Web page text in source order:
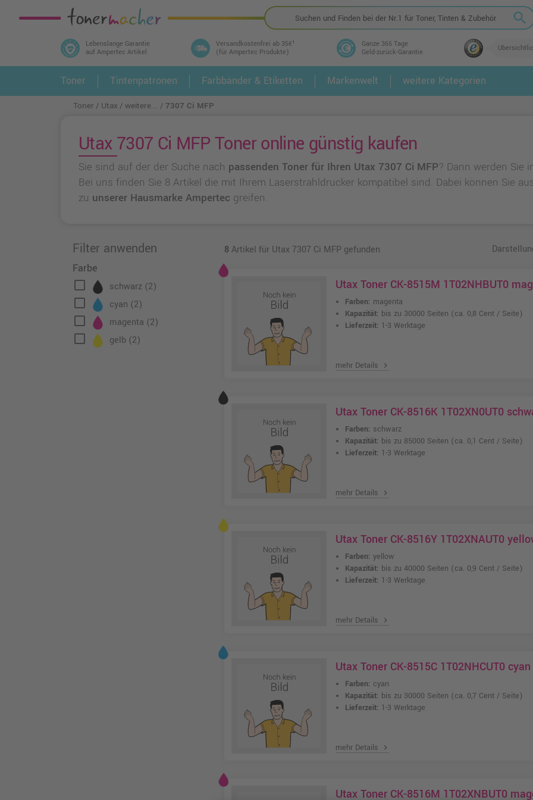
search
Lebenslange Garantie
auf Ampertec Artikel
Versandkostenfrei ab 35€¹
(für Ampertec Produkte)
Ganze 365 Tage
Geld-zurück-Garantie
In 3 einfachen Schritten ihr Druckermodell
und alle dazu passenden Artikel finden ➤ 1. 2.
Toner Tintenpatronen Farbbänder & Etiketten Markenwelt weitere Kategorien
Toner Utax weitere... 7307 Ci MFP
Utax 7307 Ci MFP Toner online günstig kaufen
Sie sind auf der der Suche nach passenden Toner für Ihren Utax 7307 Ci MFP? Dann werden Sie
Bei uns finden Sie 8 Artikel die mit Ihrem Laserstrahldrucker kompatibel sind. Dabei können Sie
zu unserer Hausmarke Ampertec greifen.
Filter anwenden
Farbe
check_box_outline_blank schwarz (2)
check_box_outline_blank cyan (2)
check_box_outline_blank magenta (2)
check_box_outline_blank gelb (2)
8Artikel für Utax 7307 Ci MFP gefunden
Utax Toner CK-8515M 1T02NHBUT0
Farben: magenta
Kapazität: bis zu 30000 Seiten (ca. 0,8 Cent / Seite)
Lieferzeit: 1-3 Werktage
mehr Details chevron_right
Utax Toner CK-8516K 1T02XN0UT0
Farben: schwarz
Kapazität: bis zu 85000 Seiten (ca. 0,1 Cent / Seite)
Lieferzeit: 1-3 Werktage
mehr Details chevron_right
Utax Toner CK-8516Y 1T02XNAUT0
Farben: yellow
Kapazität: bis zu 40000 Seiten (ca. 0,9 Cent / Seite)
Lieferzeit: 1-3 Werktage
mehr Details chevron_right
Utax Toner CK-8515C 1T02NHCUT0 cyan
Farben: cyan
Kapazität: bis zu 30000 Seiten (ca. 0,7 Cent / Seite)
Lieferzeit: 1-3 Werktage
mehr Details chevron_right
Utax Toner CK-8516M 1T02XNBUT0